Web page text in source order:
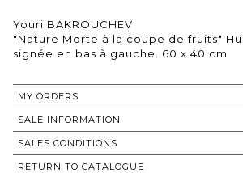
Youri BAKROUCHEV
"Nature Morte à la coupe de fruits"
signée en bas à gauche. 60 x 40 cm
MY ORDERS
SALE INFORMATION
SALES CONDITIONS
RETURN TO CATALOGUE